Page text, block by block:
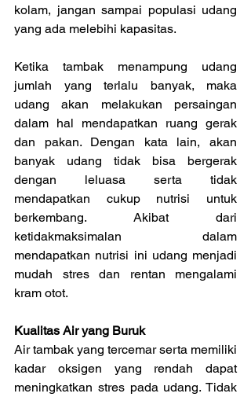
kolam, jangan sampai populasi udang
yang ada melebihi kapasitas.
Ketika tambak menampung udang
jumlah yang terlalu banyak, maka
udang akan melakukan persaingan
dalam hal mendapatkan ruang gerak
dan pakan. Dengan kata lain, akan
banyak udang tidak bisa bergerak
dengan leluasa serta tidak
mendapatkan cukup nutrisi untuk
berkembang. Akibat dari
ketidakmaksimalan dalam
mendapatkan nutrisi ini udang menjadi
mudah stres dan rentan mengalami
kram otot.
Kualitas Air yang Buruk
Air tambak yang tercemar serta memiliki
kadar oksigen yang rendah dapat
meningkatkan stres pada udang. Tidak